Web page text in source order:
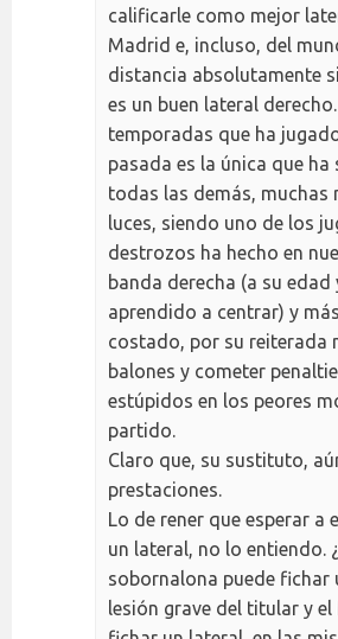
calificarle como mejor
Madrid e, incluso, del
distancia absolutamente
es un buen lateral
temporadas que ha
pasada es la única que ha
todas las demás, muchas
luces, siendo uno de los
destrozos ha hecho en
banda derecha (a su edad
aprendido a centrar) y
costado, por su reiterada
balones y cometer
estúpidos en los peores
partido.
Claro que, su sustituto,
prestaciones.
Lo de rener que esperar a
un lateral, no lo entiendo.
sobornalona puede fichar
lesión grave del titular y